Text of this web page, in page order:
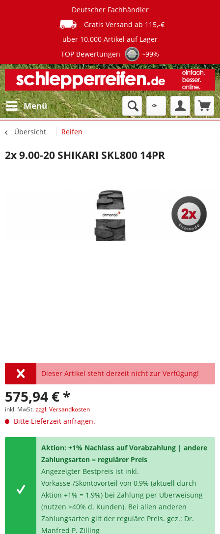
Deutscher Fachhändler
Gratis Versand ab 115,-€
über 10.000 Artikel auf Lager
TOP Bewertungen
~99%
Menü
Übersicht Reifen
2x 9.00-20 SHIKARI SKL800 14PR
Dieser Artikel steht derzeit nicht zur Verfügung!
575,94 € *
inkl. MwSt.zzgl. Versandkosten
Bitte Lieferzeit anfragen.
Aktion: +1% Nachlass auf Vorabzahlung | andere
Zahlungsarten = regulärer Preis
Angezeigter Bestpreis ist inkl.
Vorkasse-/Skontovorteil von 0,9% (aktuell durch
Aktion +1% = 1,9%) bei Zahlung per Überweisung
(nutzen >40% d. Kunden). Bei allen anderen
Zahlungsarten gilt der reguläre Preis. gez.: Dr.
Manfred P. Zilling